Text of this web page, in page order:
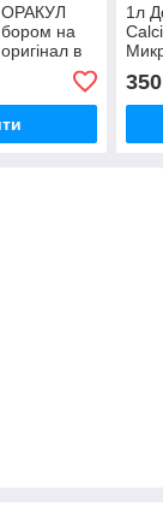
ОРАКУЛ
бором на
в
1л
350